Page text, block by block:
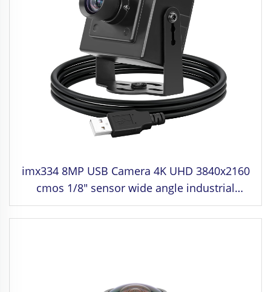
imx334 8MP USB Camera 4K UHD 3840x2160
cmos 1/8" sensor wide angle industrial
camera